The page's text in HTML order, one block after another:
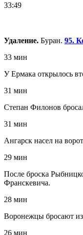
33:49
Удаление. Буран. 95.
33 мин
У Ермака открылось
31 мин
Степан Филонов
31 мин
Ангарск насел на
29 мин
После броска
Франскевича.
28 мин
Воронежцы бросают
26 мин